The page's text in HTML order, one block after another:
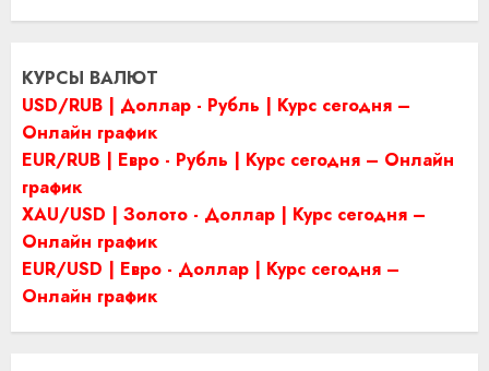
КУРСЫ ВАЛЮТ
USD/RUB | Доллар - Рубль | Курс сегодня –
Онлайн график
EUR/RUB | Евро - Рубль | Курс сегодня – Онлайн
график
XAU/USD | Золото - Доллар | Курс сегодня –
Онлайн график
EUR/USD | Евро - Доллар | Курс сегодня –
Онлайн график